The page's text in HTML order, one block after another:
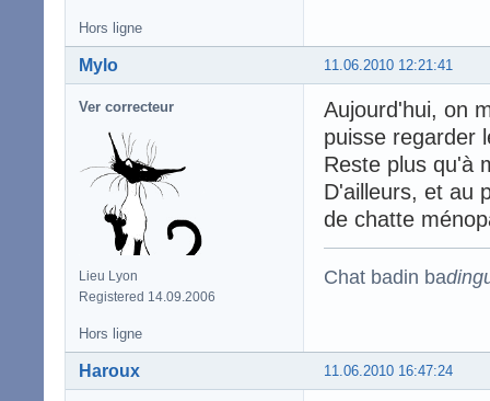
Hors ligne
11.06.2010 12:21:41
Mylo
Ver correcteur
Lieu Lyon
Registered 14.09.2006
Aujourd'hui, on
puisse regarder
Reste plus qu'à
D'ailleurs, et au
de chatte
Chat badin ba
Hors ligne
11.06.2010 16:47:24
Haroux